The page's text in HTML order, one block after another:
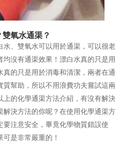
氧水通渠？
水、雙氧水可以用於通渠，可以很老
均沒有通渠效果！漂白水真的只是用
真的只是用於消毒和清潔，兩者在通
質幫助，所以不用浪費功夫嘗試這兩
上的化學通渠方法介紹，有沒有解決
解決方法的你呢？在使用化學通渠方
要注意安全，畢竟化學物質錯誤使
可是非常嚴重的！